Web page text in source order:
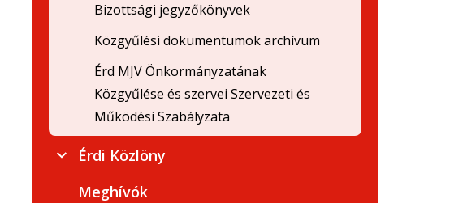
Bizottsági jegyzőkönyvek
Közgyűlési dokumentumok archívum
Érd MJV Önkormányzatának
Közgyűlése és szervei Szervezeti és
Működési Szabályzata
Érdi Közlöny
Meghívók